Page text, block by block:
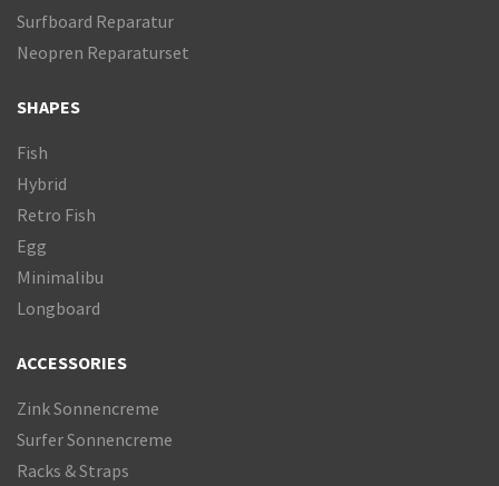
Surfboard Reparatur
Neopren Reparaturset
SHAPES
Fish
Hybrid
Retro Fish
Egg
Minimalibu
Longboard
ACCESSORIES
Zink Sonnencreme
Surfer Sonnencreme
Racks & Straps